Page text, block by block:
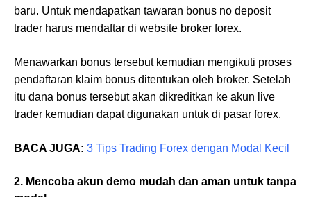
baru. Untuk mendapatkan tawaran bonus no deposit
trader harus mendaftar di website broker forex.
Menawarkan bonus tersebut kemudian mengikuti proses
pendaftaran klaim bonus ditentukan oleh broker. Setelah
itu dana bonus tersebut akan dikreditkan ke akun live
trader kemudian dapat digunakan untuk di pasar forex.
BACA JUGA: 3 Tips Trading Forex dengan Modal Kecil
2. Mencoba akun demo mudah dan aman untuk tanpa